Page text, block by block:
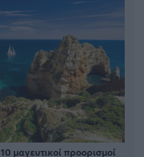
μαγευτικοί προορισμοί